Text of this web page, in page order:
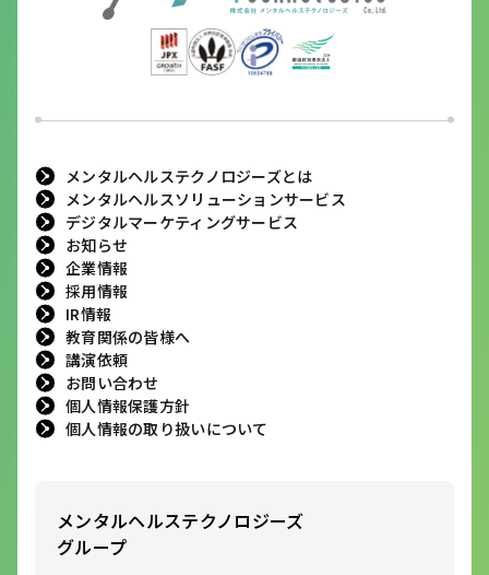
メンタルヘルステクノロジーズとは
メンタルヘルスソリューションサービス
デジタルマーケティングサービス
お知らせ
企業情報
採用情報
IR情報
教育関係の皆様へ
講演依頼
お問い合わせ
個人情報保護方針
個人情報の取り扱いについて
メンタルヘルステクノロジーズ
グループ